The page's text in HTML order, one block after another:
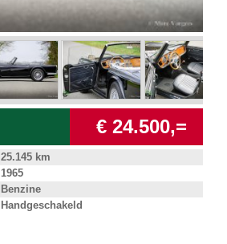
€ 24.500,=
25.145 km
1965
Benzine
Handgeschakeld